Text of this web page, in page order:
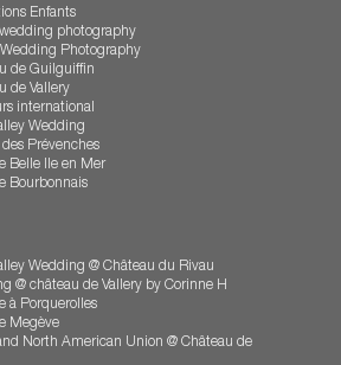
Enfants
photography
Wedding Photography
de Guilguiffin
de Vallery
international
Wedding
Prévenches
Belle Ile en Mer
Bourbonnais
Calvados
Clos Vougeot
dans l'Allier
féerique
Gay Paris
Loir et Cher
Pays Basque
Wedding @ Château du Rivau
@ château de Vallery by Corinne H
à Porquerolles
Megève
North American Union @ Château de